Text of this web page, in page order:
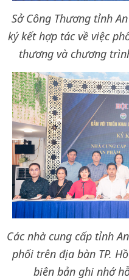
Sở Công Thương tỉnh
ký kết hợp tác về việc
thương và chương
Các nhà cung cấp tỉnh
phối trên địa bàn TP.
biên bản ghi nhớ